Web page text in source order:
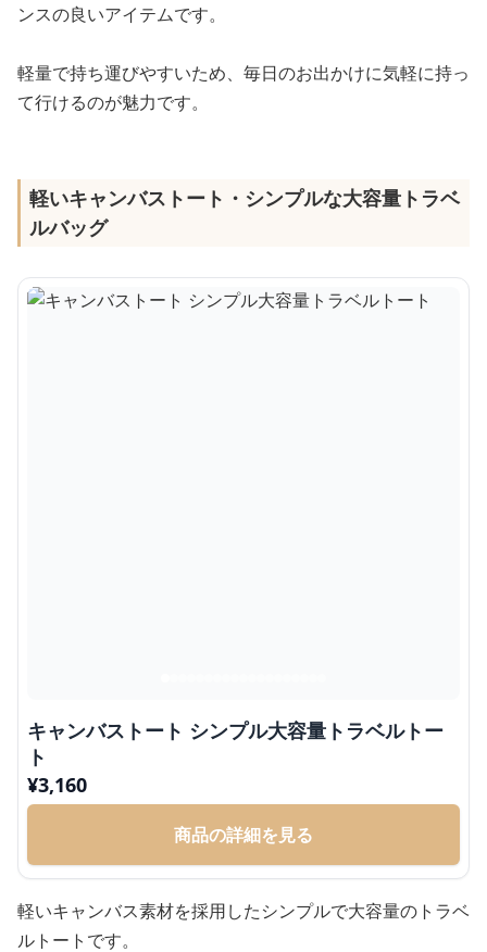
ンスの良いアイテムです。
軽量で持ち運びやすいため、毎日のお出かけに気軽に持っ
て行けるのが魅力です。
軽いキャンバストート・シンプルな大容量トラベ
ルバッグ
キャンバストート シンプル大容量トラベルトー
ト
¥3,160
商品の詳細を見る
軽いキャンバス素材を採用したシンプルで大容量のトラベ
ルトートです。